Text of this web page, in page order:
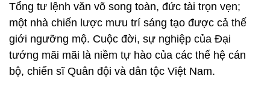
Tổng tư lệnh văn võ song toàn, đức tài trọn vẹn;
một nhà chiến lược mưu trí sáng tạo được cả thế
giới ngưỡng mộ. Cuộc đời, sự nghiệp của Đại
tướng mãi mãi là niềm tự hào của các thế hệ cán
bộ, chiến sĩ Quân đội và dân tộc Việt Nam.